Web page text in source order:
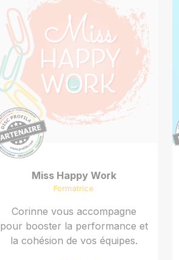
Miss Happy Work
Formatrice
Corinne vous accompagne
pour booster la performance et
la cohésion de vos équipes.